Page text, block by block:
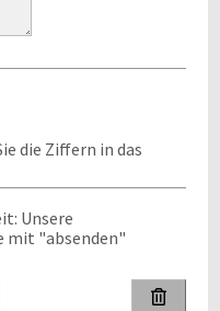
die Ziffern in das
Unsere
mit "absenden"
